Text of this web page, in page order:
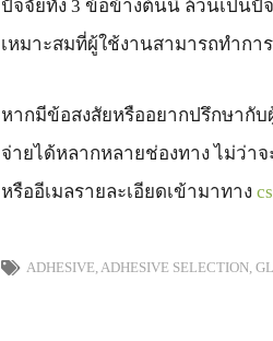
ปัจจัยทั้ง 3 ข้อข้างต้นนี้ ล้วนเป็นปั
เหมาะสมที่ผู้ใช้งานสามารถทำกา
หากมีข้อสงสัยหรืออยากปรึกษากั
จ่ายได้หลากหลายช่องทาง ไม่ว่าจ
หรืออีเมลรายละเอียดเข้ามาทาง
ADHESIVE ADHESIVE SELECTION